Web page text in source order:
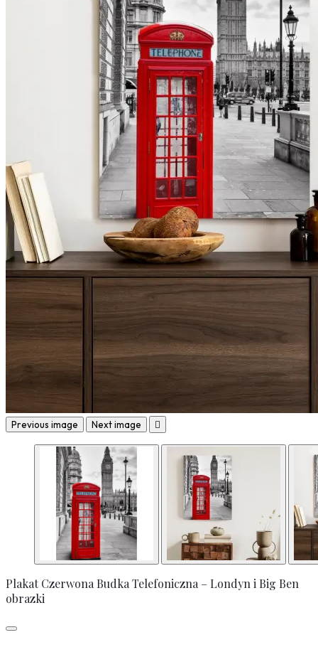
Previous image Next image 
Plakat Czerwona Budka Telefoniczna – Londyn i Big Ben
obrazki